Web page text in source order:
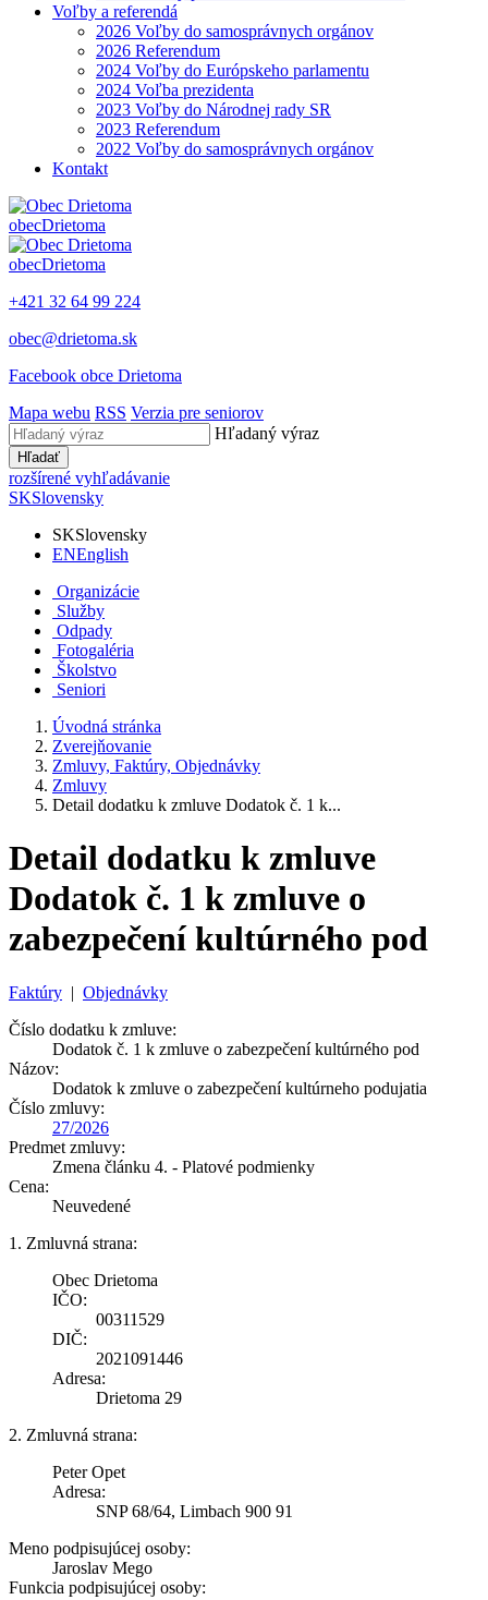
Voľby a referendá
2026 Voľby do samosprávnych orgánov
2026 Referendum
2024 Voľby do Európskeho parlamentu
2024 Voľba prezidenta
2023 Voľby do Národnej rady SR
2023 Referendum
2022 Voľby do samosprávnych orgánov
Kontakt
obecDrietoma
obecDrietoma
+421 32 64 99 224
obec@drietoma.sk
Facebook obce Drietoma
Mapa webu RSS Verzia pre seniorov
Hľadaný výraz
Hľadať
rozšírené vyhľadávanie
SKSlovensky
SKSlovensky
ENEnglish
Organizácie
Služby
Odpady
Fotogaléria
Školstvo
Seniori
Úvodná stránka
Zverejňovanie
Zmluvy, Faktúry, Objednávky
Zmluvy
Detail dodatku k zmluve Dodatok č. 1 k...
Detail dodatku k zmluve
Dodatok č. 1 k zmluve o
zabezpečení kultúrného pod
Faktúry | Objednávky
Číslo dodatku k zmluve:
Dodatok č. 1 k zmluve o zabezpečení kultúrného pod
Názov:
Dodatok k zmluve o zabezpečení kultúrneho podujatia
Číslo zmluvy:
27/2026
Predmet zmluvy:
Zmena článku 4. - Platové podmienky
Cena:
Neuvedené
1. Zmluvná strana:
Obec Drietoma
IČO:
00311529
DIČ:
2021091446
Adresa:
Drietoma 29
2. Zmluvná strana:
Peter Opet
Adresa:
SNP 68/64, Limbach 900 91
Meno podpisujúcej osoby:
Jaroslav Mego
Funkcia podpisujúcej osoby: